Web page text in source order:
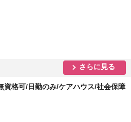
さらに見る
資格可/日勤のみ/ケアハウス/社会保障